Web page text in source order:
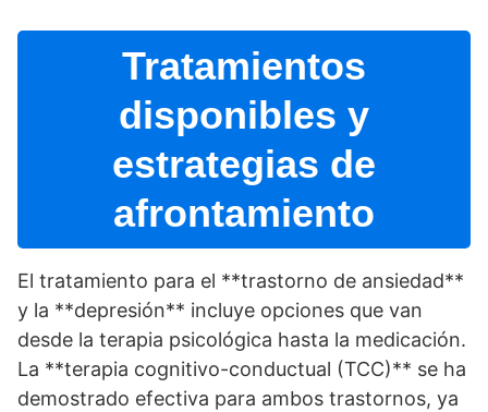
Tratamientos
disponibles y
estrategias de
afrontamiento
El tratamiento para el **trastorno de ansiedad**
y la **depresión** incluye opciones que van
desde la terapia psicológica hasta la medicación.
La **terapia cognitivo-conductual (TCC)** se ha
demostrado efectiva para ambos trastornos, ya